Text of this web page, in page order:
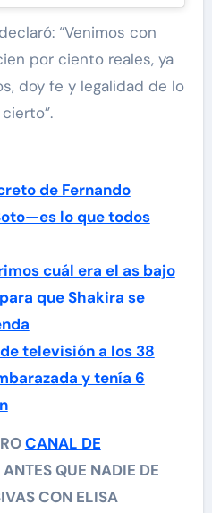
“Venimos con
por ciento reales, ya
doy fe y legalidad de lo
de Fernando
lo que todos
cuál era el as bajo
que Shakira se
televisión a los 38
y tenía 6
CANAL DE
QUE NADIE DE
CON ELISA